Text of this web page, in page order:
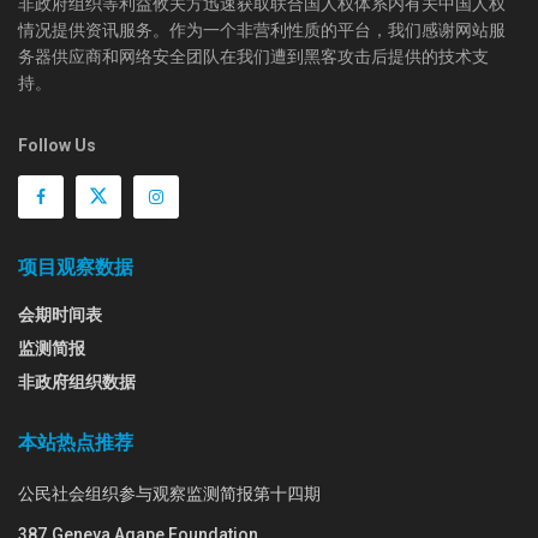
情况提供资讯服务。作为一个非营利性质的平台，我们感谢网站服
务器供应商和网络安全团队在我们遭到黑客攻击后提供的技术支
持。
Follow Us
项目观察数据
会期时间表
监测简报
非政府组织数据
本站热点推荐
公民社会组织参与观察监测简报第十四期